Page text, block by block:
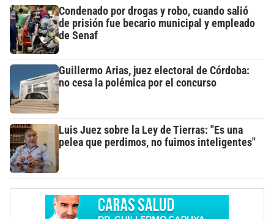
Condenado por drogas y robo, cuando salió
de prisión fue becario municipal y empleado
de Senaf
Guillermo Arias, juez electoral de Córdoba:
no cesa la polémica por el concurso
Luis Juez sobre la Ley de Tierras: "Es una
pelea que perdimos, no fuimos inteligentes"